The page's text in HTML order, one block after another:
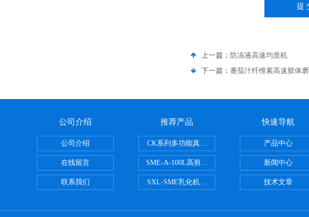
上一篇： 防冻液高速均质机
下一篇： 番茄汁纤维素高速胶体磨
公司介绍
公司介绍
在线留言
联系我们
推荐产品
CK系列多功能真空乳化机
SME-A-100L高剪切液洗面霜膏霜真空均质乳化机
SXL-SME乳化机成套设备
快速导航
产品中心
新闻中心
技术文章